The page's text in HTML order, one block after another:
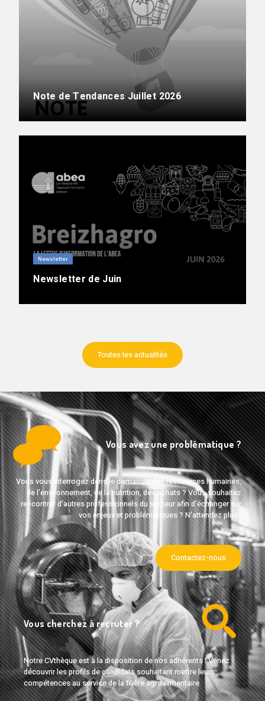
Note de Tendances Juillet 2026
Newsletter
Newsletter de Juin
Toutes les actualités
Vous avez une problématique ?
Vous vous interrogez dans le domaines des ressources humaines,
de l'environnement, de la nutrition, des achats ? Vous souhaitez
rencontrer d'autres professionnels du secteur afin d'échanger sur
vos enjeux et problématiques ? N'attendez plus !
Contactez-nous
Vous cherchez à recruter ?
Notre CVthèque est à la disposition de nos adhérents ! Venez
découvrir les profils de candidats souhaitant mettre leurs
compétences au service de la filière agroalimentaire.